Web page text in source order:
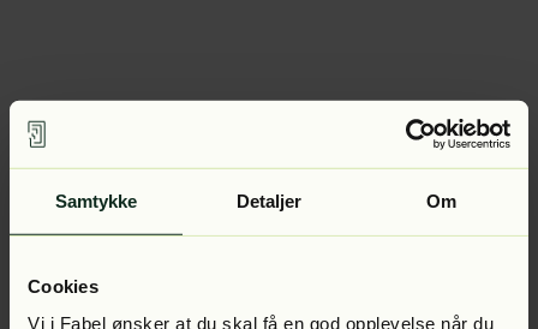
Samtykke Detaljer Om
Cookies
Vi i Fabel ønsker at du skal få en god opplevelse når du